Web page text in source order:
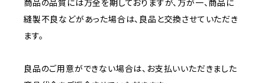
商品の品質には万全を期しておりますが、万が一、商品に
縫製不良などがあった場合は、良品と交換させていただき
ます。
良品のご用意ができない場合は、お支払いいただきました